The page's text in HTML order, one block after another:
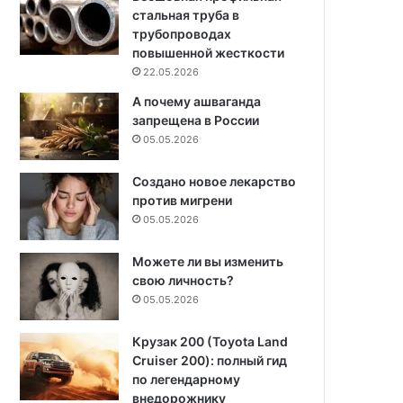
стальная труба в
трубопроводах
повышенной жесткости
22.05.2026
А почему ашваганда
запрещена в России
05.05.2026
Создано новое лекарство
против мигрени
05.05.2026
Можете ли вы изменить
свою личность?
05.05.2026
Крузак 200 (Toyota Land
Cruiser 200): полный гид
по легендарному
внедорожнику